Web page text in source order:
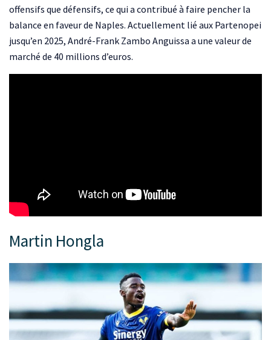
offensifs que défensifs, ce qui a contribué à faire pencher la
balance en faveur de Naples. Actuellement lié aux Partenopei
jusqu’en 2025, André-Frank Zambo Anguissa a une valeur de
marché de 40 millions d’euros.
Martin Hongla